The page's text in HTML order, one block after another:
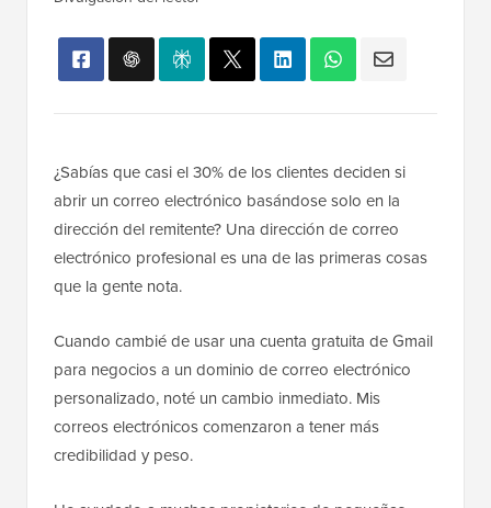
¿Sabías que casi el 30% de los clientes deciden si
abrir un correo electrónico basándose solo en la
dirección del remitente? Una dirección de correo
electrónico profesional es una de las primeras cosas
que la gente nota.
Cuando cambié de usar una cuenta gratuita de Gmail
para negocios a un dominio de correo electrónico
personalizado, noté un cambio inmediato. Mis
correos electrónicos comenzaron a tener más
credibilidad y peso.